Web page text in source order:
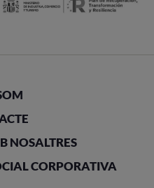
NOSALTRES
CORPORATIVA